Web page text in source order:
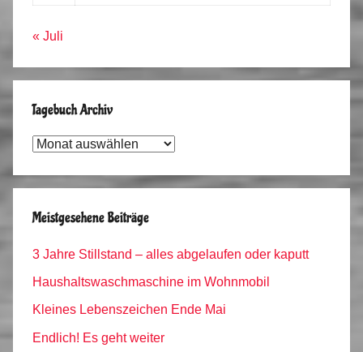
« Juli
Tagebuch Archiv
Tagebuch
Meistgesehene Beiträge
3 Jahre Stillstand – alles abgelaufen oder kaputt
Haushaltswaschmaschine im Wohnmobil
Kleines Lebenszeichen Ende Mai
Endlich! Es geht weiter